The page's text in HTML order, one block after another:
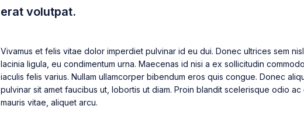
erat volutpat.
Vivamus et felis vitae dolor imperdiet pulvinar id eu dui. Donec ultrices sem
lacinia ligula, eu condimentum urna. Maecenas id nisi a ex sollicitudin
iaculis felis varius. Nullam ullamcorper bibendum eros quis congue. Donec
pulvinar sit amet faucibus ut, lobortis ut diam. Proin blandit scelerisque odio
mauris vitae, aliquet arcu.